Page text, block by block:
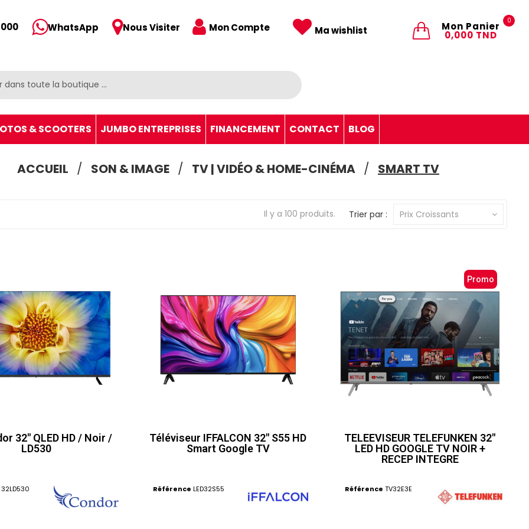
WhatsApp Nous Visiter
0
Mon Panier
0,000 TND
Mon Compte Ma wishlist
& SCOOTERS JUMBO ENTREPRISES FINANCEMENT CONTACT BLOG
ACCUEIL SON & IMAGE TV | VIDÉO & HOME-CINÉMA SMART TV
Il y a 100 produits. Trier par : Prix Croissants
32" QLED HD / Noir /
LD530
32LD530
Téléviseur IFFALCON 32" S55 HD
Smart Google TV
Référence LED32S55
Promo
TELEEVISEUR TELEFUNKEN 32"
LED HD GOOGLE TV NOIR +
RECEP INTEGRE
Référence TV32E3E